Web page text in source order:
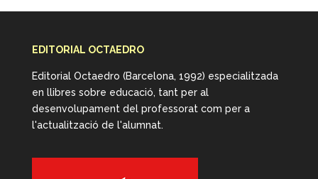
EDITORIAL OCTAEDRO
Editorial Octaedro (Barcelona, 1992) especialitzada
en llibres sobre educació, tant per al
desenvolupament del professorat com per a
l'actualització de l'alumnat.